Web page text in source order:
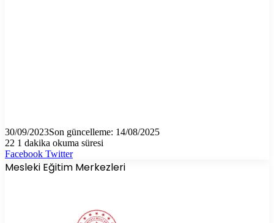
30/09/2023Son güncelleme: 14/08/2025
22 1 dakika okuma süresi
Facebook TwitterLinkedIn
Tumblr
Pinterest
Reddit
VKontakte
E-
Posta
Yazdır
Mesleki Eğitim Merkezleri